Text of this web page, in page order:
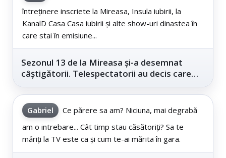
întreținere inscriete la Mireasa, Insula iubirii, la
KanalD Casa Casa iubirii și alte show-uri dinastea în
care stai în emisiune...
Sezonul 13 de la Mireasa și-a desemnat
câștigătorii. Telespectatorii au decis care
Gabriel
Ce părere sa am? Niciuna, mai degrabă
am o intrebare... Cât timp stau căsătoriți? Sa te
măriți la TV este ca și cum te-ai mărita în gara.